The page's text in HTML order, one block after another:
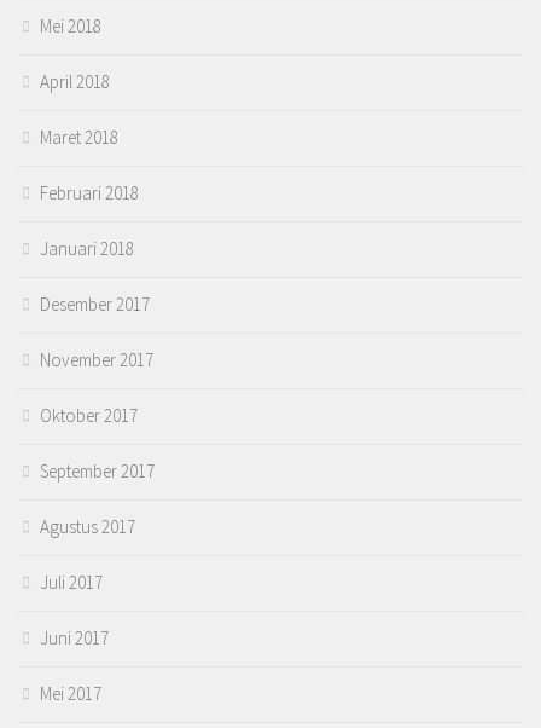
Mei 2018
April 2018
Maret 2018
Februari 2018
Januari 2018
Desember 2017
November 2017
Oktober 2017
September 2017
Agustus 2017
Juli 2017
Juni 2017
Mei 2017